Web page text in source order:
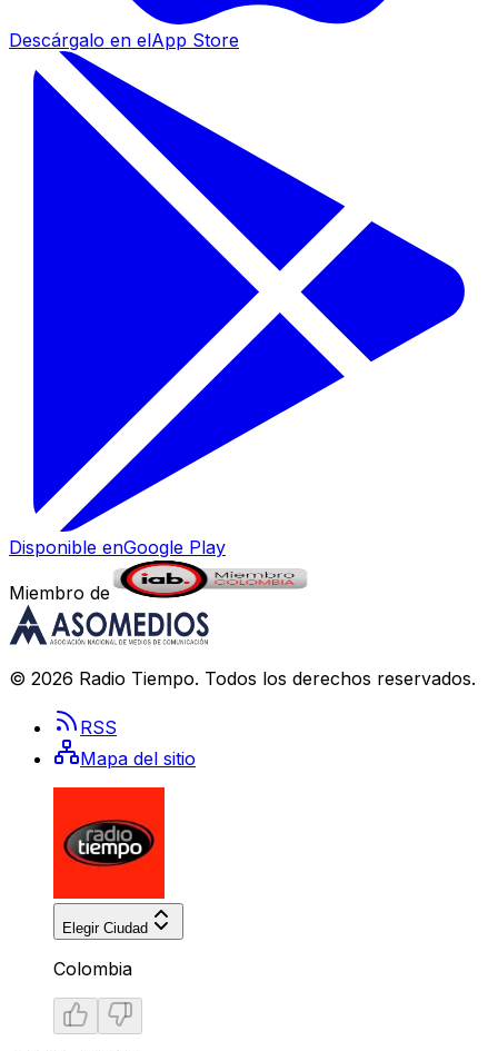
Descárgalo en elApp Store
Disponible enGoogle Play
Miembro de
© 2026 Radio Tiempo. Todos los derechos reservados.
RSS
Mapa del sitio
Elegir Ciudad
Colombia